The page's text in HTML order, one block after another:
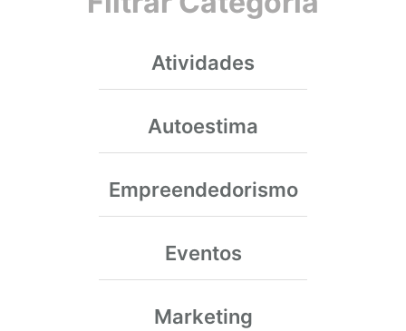
Atividades
Autoestima
Empreendedorismo
Eventos
Marketing